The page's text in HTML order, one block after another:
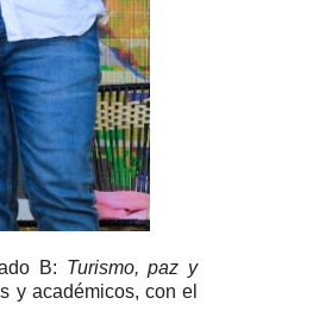
B: Turismo, paz y
y académicos, con el